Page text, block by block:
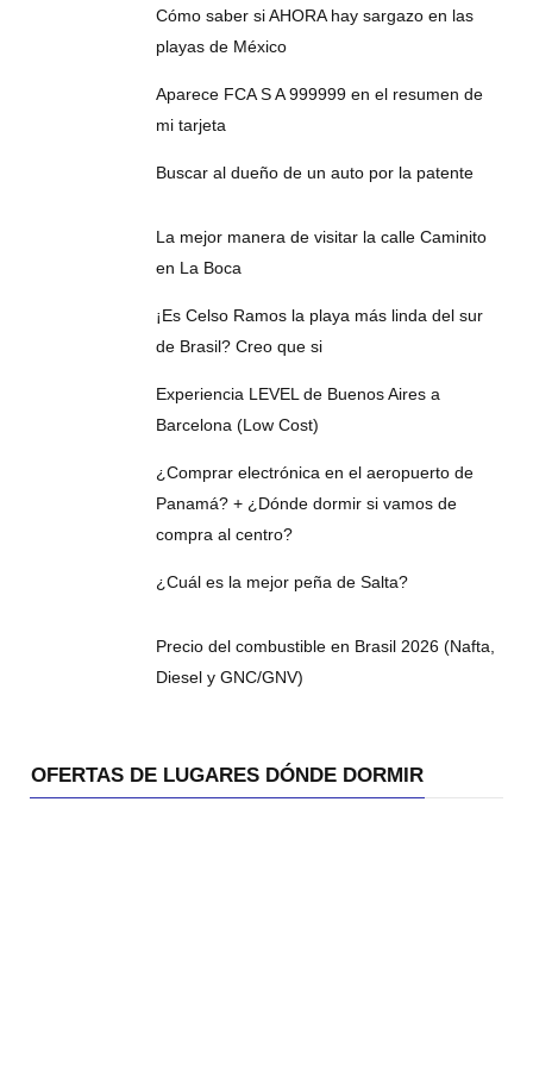
Cómo saber si AHORA hay sargazo en las
playas de México
Aparece FCA S A 999999 en el resumen de
mi tarjeta
Buscar al dueño de un auto por la patente
La mejor manera de visitar la calle Caminito
en La Boca
¡Es Celso Ramos la playa más linda del sur
de Brasil? Creo que si
Experiencia LEVEL de Buenos Aires a
Barcelona (Low Cost)
¿Comprar electrónica en el aeropuerto de
Panamá? + ¿Dónde dormir si vamos de
compra al centro?
¿Cuál es la mejor peña de Salta?
Precio del combustible en Brasil 2026 (Nafta,
Diesel y GNC/GNV)
OFERTAS DE LUGARES DÓNDE DORMIR